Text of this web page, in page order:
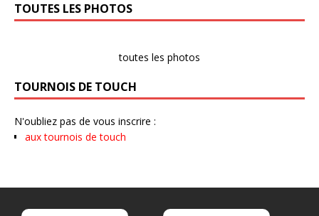
TOUTES LES PHOTOS
toutes les photos
TOURNOIS DE TOUCH
N'oubliez pas de vous inscrire :
aux tournois de touch